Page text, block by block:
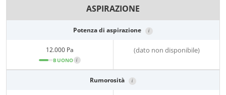
ASPIRAZIONE
Potenza di aspirazione i
12.000 Pa
BUONO i
(dato non disponibile)
Rumorosità i